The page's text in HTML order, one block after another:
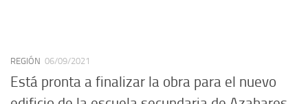
REGIÓN 06/09/2021
Está pronta a finalizar la obra para el nuevo